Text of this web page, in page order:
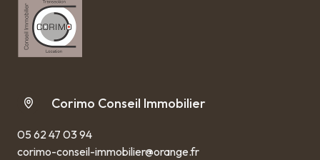
Corimo Conseil Immobilier
05 62 47 03 94
corimo-conseil-immobilier@orange.fr